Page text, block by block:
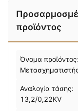
προϊόντος
Όνομα προϊόντος:
Αναλογία τάσης:
13,2/0,22KV